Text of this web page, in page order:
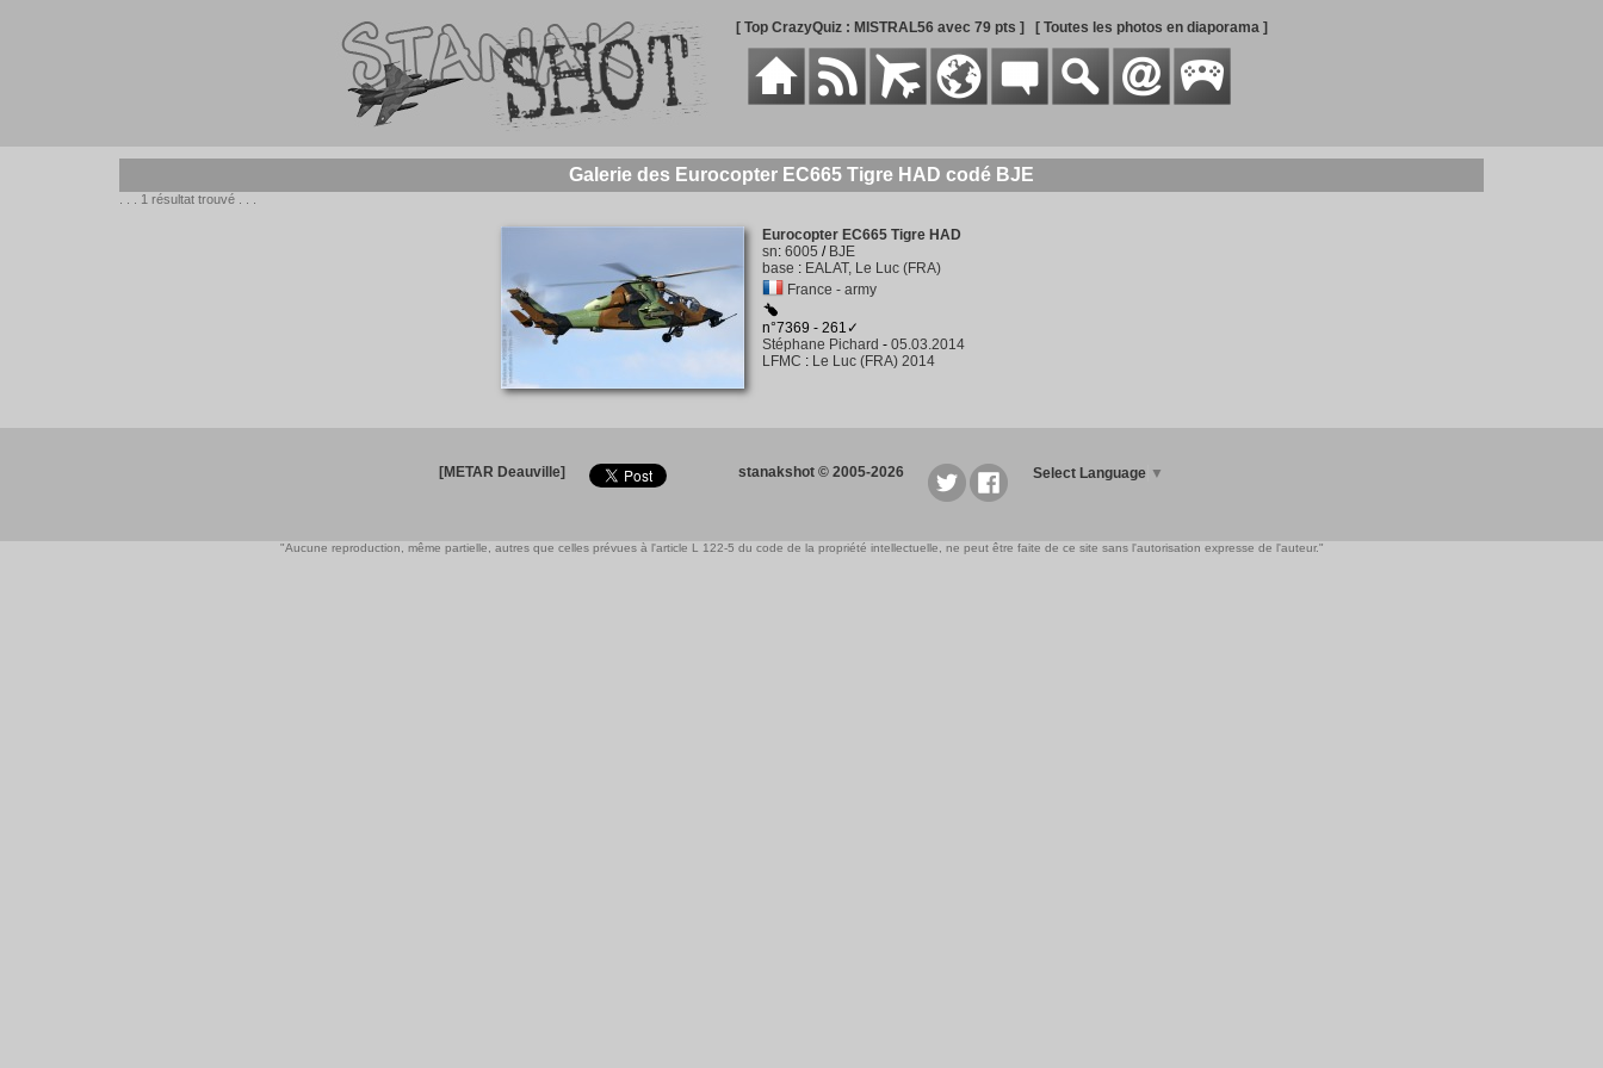
[ Top CrazyQuiz : MISTRAL56 avec 79 pts ] [ Toutes les photos en diaporama ]
Galerie des Eurocopter EC665 Tigre HAD codé BJE
. . . 1 résultat trouvé . . .
Eurocopter EC665 Tigre HAD
sn: 6005 / BJE
base : EALAT, Le Luc (FRA)
France - army
n°7369 - 261✓
Stéphane Pichard - 05.03.2014
LFMC : Le Luc (FRA) 2014
[METAR Deauville] stanakshot © 2005-2026 Select Language ▼
"Aucune reproduction, même partielle, autres que celles prévues à l'article L 122-5 du code de la propriété intellectuelle, ne peut être faite de ce site sans l'autorisation expresse de l'auteur."